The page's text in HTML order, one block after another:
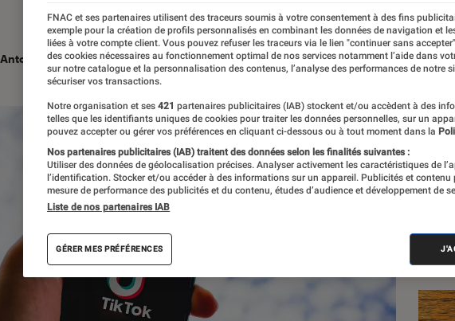
Antoine Roche
FNAC et ses partenaires utilisent des traceurs soumis à votre consentement à des fins
exemple pour la création de profils personnalisés en combinant les données de navigation et
liées à votre compte client. Vous pouvez refuser les traceurs via le lien "continuer sans
des cookies nécessaires au fonctionnement optimal de nos services notamment l’aide dans
sur notre catalogue et la personnalisation des contenus, l’analyse des performances de notre
sécuriser vos transactions.
Notre organisation et ses 421 partenaires publicitaires (IAB) stockent et/ou accèdent à des
telles que les identifiants uniques de cookies pour traiter les données personnelles, sur un
pouvez accepter ou gérer vos préférences en cliquant ci-dessous ou à tout moment dans la
Nos partenaires publicitaires (IAB) traitent des données selon les finalités suivantes :
Utiliser des données de géolocalisation précises. Analyser activement les caractéristiques de
l’identification. Stocker et/ou accéder à des informations sur un appareil. Publicités et contenu
mesure de performance des publicités et du contenu, études d’audience et développement de
Liste de nos partenaires IAB
GÉRER MES PRÉFÉRENCES